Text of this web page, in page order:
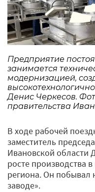
Предприятие
занимается
модернизацией,
Денис Черкесов.
правительства
В ходе рабочей
заместитель
Ивановской области
росте производства
региона. Он побывал
заводе».